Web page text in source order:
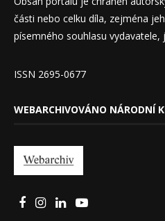
části nebo celku díla, zejména
písemného souhlasu vydavatele,
ISSN 2695-0677
WEBARCHIVOVÁNO NÁRODNÍ